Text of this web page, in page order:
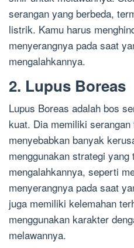
serangan yang berbeda,
listrik. Kamu harus
menyerangnya pada saat
mengalahkannya.
2. Lupus Boreas
Lupus Boreas adalah bos
kuat. Dia memiliki
menyebabkan banyak
menggunakan strategi yang
mengalahkannya, seperti
menyerangnya pada saat
juga memiliki kelemahan
menggunakan karakter
melawannya.